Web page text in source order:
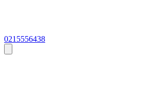
0215556438